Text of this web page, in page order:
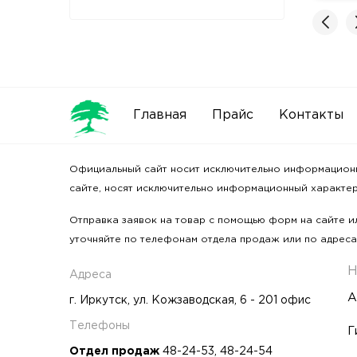
Главная Прайс Контакты
Официальный сайт носит исключительно
сайте, носят исключительно информационный
Отправка заявок на товар с помощью форм на сайте
уточняйте по телефонам отдела продаж или по
Адреса
г. Иркутск, ул. Кожзаводская, 6 - 201 офис
Телефоны
Отдел продаж 48-24-53 48-24-54